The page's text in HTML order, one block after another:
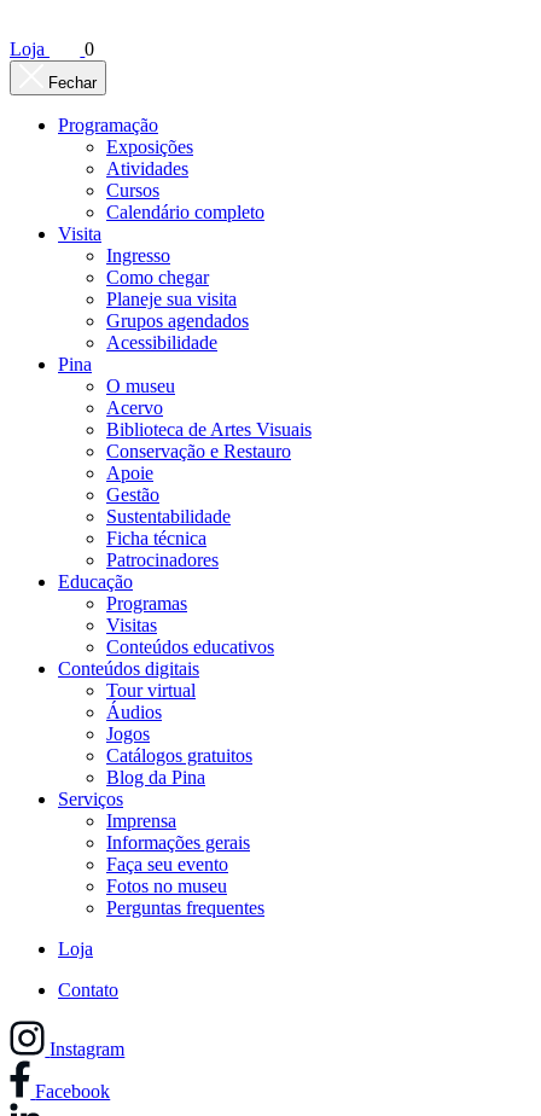
Loja 0
Fechar
Programação
Exposições
Atividades
Cursos
Calendário completo
Visita
Ingresso
Como chegar
Planeje sua visita
Grupos agendados
Acessibilidade
Pina
O museu
Acervo
Biblioteca de Artes Visuais
Conservação e Restauro
Apoie
Gestão
Sustentabilidade
Ficha técnica
Patrocinadores
Educação
Programas
Visitas
Conteúdos educativos​
Conteúdos digitais
Tour virtual
Áudios
Jogos
Catálogos gratuitos
Blog da Pina
Serviços
Imprensa
Informações gerais
Faça seu evento
Fotos no museu
Perguntas frequentes
Loja
Contato
Instagram
Facebook